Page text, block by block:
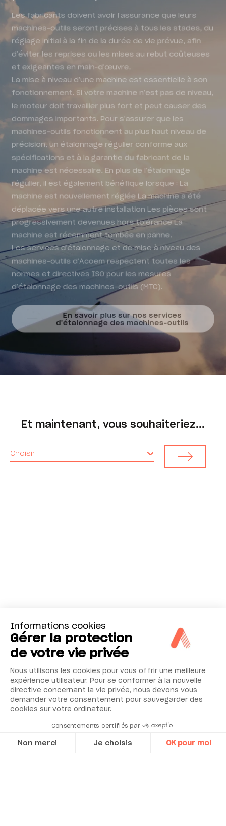
Les fabricants doivent avoir l’assurance que leurs
machines-outils seront précises à tous les stades, du
réglage initial à la fin de la durée de vie prévue, afin
d’éviter les reprises ou les mises au rebut coûteuses
et exigeantes en main-d’œuvre.
La mise à niveau d’une machine est essentielle à son
fonctionnement. Si votre machine n’est pas de niveau,
le moteur doit travailler plus fort et peut causer des
dommages importants. Pour s’assurer que les
machines-outils fonctionnent au plus haut niveau de
précision, un étalonnage régulier conforme aux
spécifications et à la garantie du fabricant de la
machine est nécessaire. En plus de l’étalonnage
régulier, il est également bénéfique lorsque : La
machine est nouvellement réglée La machine a été
déplacée vers une autre installation Les pièces sont
progressivement devenues hors tolérance La
machine est récemment tombée en panne.
Les services d’étalonnage et de mise à niveau des
machines-outils d’Acoem respectent toutes les
normes et directives ISO pour les mesures
d’étalonnage des machines-outils (MTC).
En savoir plus sur nos services
d’étalonnage des machines-outils
Et maintenant, vous souhaiteriez...
Choisir
Informations cookies
Gérer la protection
de votre vie privée
Nous utilisons les cookies pour vous offrir une meilleure
expérience utilisateur. Pour se conformer à la nouvelle
directive concernant la vie privée, nous devons vous
demander votre consentement pour sauvegarder des
cookies sur votre ordinateur.
Consentements certifiés par
Non merci Je choisis OK pour moi